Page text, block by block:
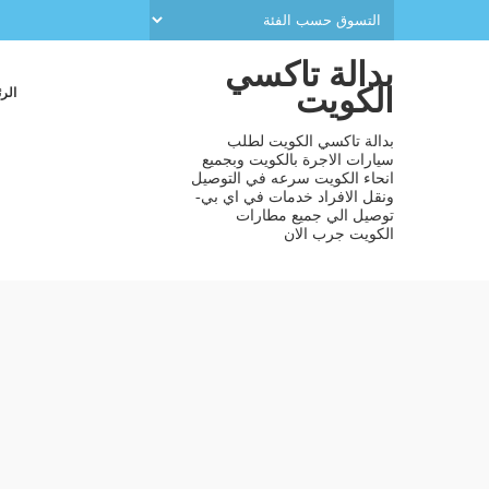
بدالة تاكسي
الكويت
بدالة تاكسي الكويت لطلب
سيارات الاجرة بالكويت وبجميع
انحاء الكويت سرعه في التوصيل
ونقل الافراد خدمات في اي بي-
توصيل الي جميع مطارات
الكويت جرب الان